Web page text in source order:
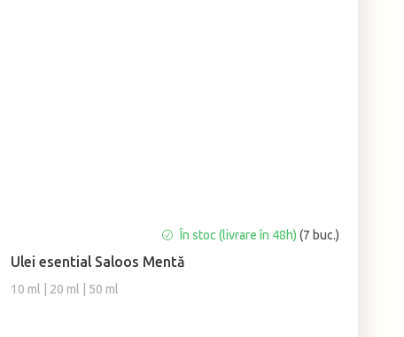
Ulei esential Saloos Mentă
10 ml | 20 ml | 50 ml
medie
a
produsului
În stoc (livrare în 48h) (7 buc.)